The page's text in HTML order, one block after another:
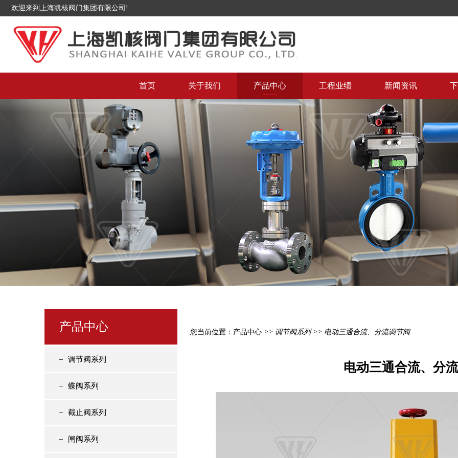
欢迎来到上海凯核阀门集团有限公司!
首页 关于我们 产品中心 工程业绩 新闻资讯
产品中心
调节阀系列
蝶阀系列
截止阀系列
闸阀系列
您当前位置： 产品中心 >> 调节阀系列>> 电动三通合流、分流调节阀
电动三通合流、分